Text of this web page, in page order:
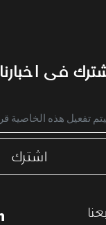
فى اخبارنا
اشترك